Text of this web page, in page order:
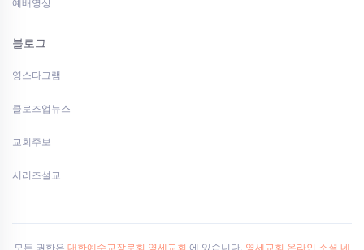
예배영상
블로그
영스타그램
클로즈업뉴스
교회주보
시리즈설교
모든 권한은 대한예수교장로회 영세교회 에 있습니다. 영세교회 온라인 소셜 네